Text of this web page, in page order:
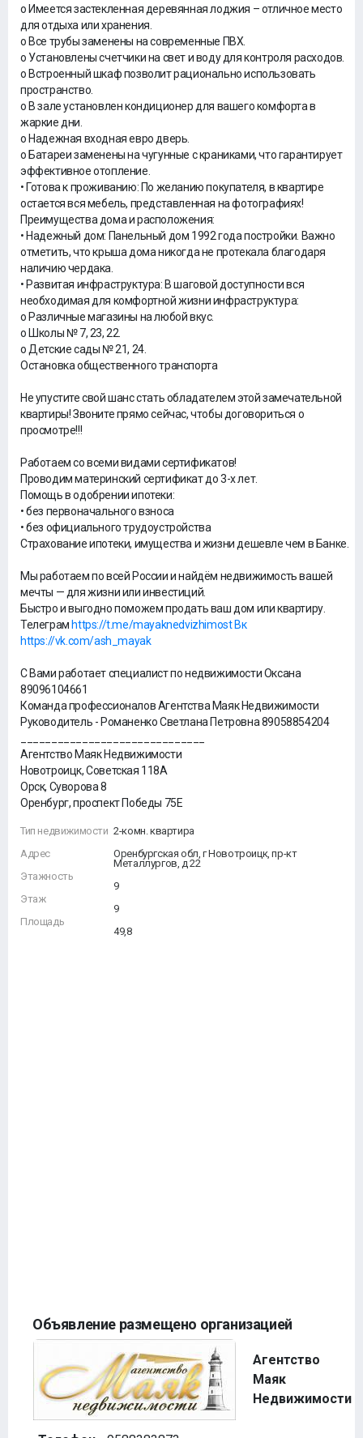
o Имеется застекленная деревянная лоджия – отличное место
для отдыха или хранения.
o Все трубы заменены на современные ПВХ.
o Установлены счетчики на свет и воду для контроля расходов.
o Встроенный шкаф позволит рационально использовать
пространство.
o В зале установлен кондиционер для вашего комфорта в
жаркие дни.
o Надежная входная евро дверь.
o Батареи заменены на чугунные с краниками, что гарантирует
эффективное отопление.
• Готова к проживанию: По желанию покупателя, в квартире
остается вся мебель, представленная на фотографиях!
Преимущества дома и расположения:
• Надежный дом: Панельный дом 1992 года постройки. Важно
отметить, что крыша дома никогда не протекала благодаря
наличию чердака.
• Развитая инфраструктура: В шаговой доступности вся
необходимая для комфортной жизни инфраструктура:
o Различные магазины на любой вкус.
o Школы № 7, 23, 22.
o Детские сады № 21, 24.
Остановка общественного транспорта
Не упустите свой шанс стать обладателем этой замечательной
квартиры! Звоните прямо сейчас, чтобы договориться о
просмотре!!!
Работаем со всеми видами сертификатов!
Проводим материнский сертификат до 3-х лет.
Помощь в одобрении ипотеки:
• без первоначального взноса
• без официального трудоустройства
Страхование ипотеки, имущества и жизни дешевле чем в Банке.
Мы работаем по всей России и найдём недвижимость вашей
мечты — для жизни или инвестиций.
Быстро и выгодно поможем продать ваш дом или квартиру.
Телеграм https://t.me/mayaknedvizhimost Вк
https://vk.com/ash_mayak
С Вами работает специалист по недвижимости Оксана
89096104661
Команда профессионалов Агентства Маяк Недвижимости
Руководитель - Романенко Светлана Петровна 89058854204
Агентство Маяк Недвижимости
Новотроицк, Советская 118А
Орск, Суворова 8
Оренбург, проспект Победы 75Е
Тип недвижимости
Адрес
Этажность
Этаж
Площадь
2-комн. квартира
Оренбургская обл, г Новотроицк, пр-кт
Металлургов, д 22
9
9
49,8
Объявление размещено организацией
Агентство
Маяк
Недвижимости